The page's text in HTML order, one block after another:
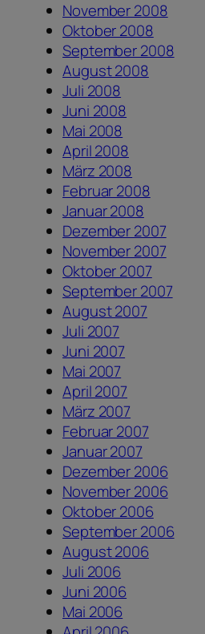
November 2008
Oktober 2008
September 2008
August 2008
Juli 2008
Juni 2008
Mai 2008
April 2008
März 2008
Februar 2008
Januar 2008
Dezember 2007
November 2007
Oktober 2007
September 2007
August 2007
Juli 2007
Juni 2007
Mai 2007
April 2007
März 2007
Februar 2007
Januar 2007
Dezember 2006
November 2006
Oktober 2006
September 2006
August 2006
Juli 2006
Juni 2006
Mai 2006